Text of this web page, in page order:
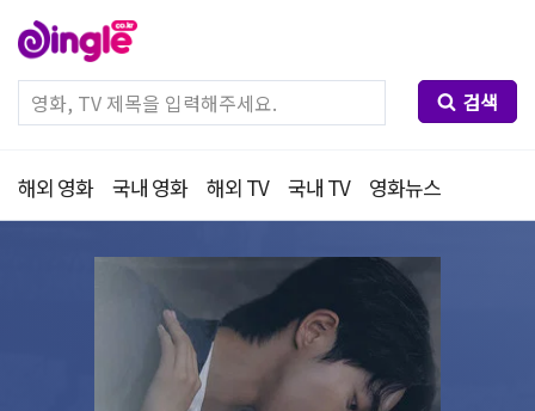
검색
해외 영화 국내 영화 해외 TV 국내 TV 영화뉴스